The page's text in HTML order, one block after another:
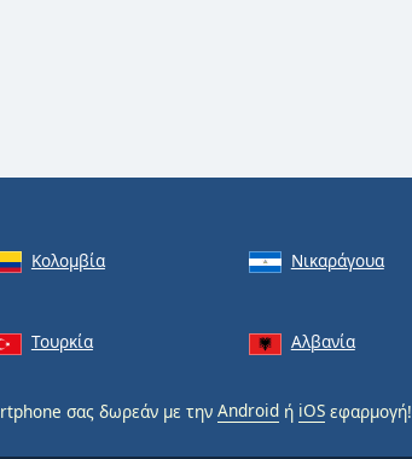
Κολομβία Νικαράγουα
Τουρκία Αλβανία
σας δωρεάν με την Android ή iOS εφαρμογή!